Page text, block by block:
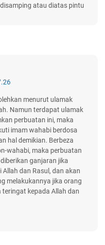
atau diatas pintu
menurut ulamak
Namun terdapat ulamak
perbuatan ini, maka
imam wahabi berdosa
hal demikian. Berbeza
wahabi, maka perbuatan
ganjaran jika
dan Rasul, dan akan
melakukannya jika orang
teringat kepada Allah dan